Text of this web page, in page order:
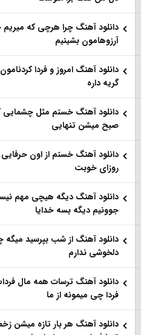
دانلود آهنگ چرا هرچی که میریم
آرزوهامون بشینیم
دانلود آهنگ امروز و فردا
گریه داره
دانلود آهنگ خستم مثل
صبح میشن تنهایی
دانلود آهنگ خستم از اون
روزای خوبت
دانلود آهنگ دیگه هیچی مهم
جوونیم دیگه بسه خدایا
دانلود آهنگ از شب بپرسید میگه
دلخوشی ندارم
دانلود آهنگ ترسات همه مال
فردا چی میمونه از ما
دانلود آهنگ هر بار تازه میشن